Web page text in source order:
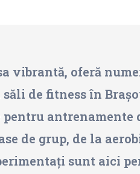
vibrantă, oferă
de fitness în
antrenamente
de grup, de la
sunt aici